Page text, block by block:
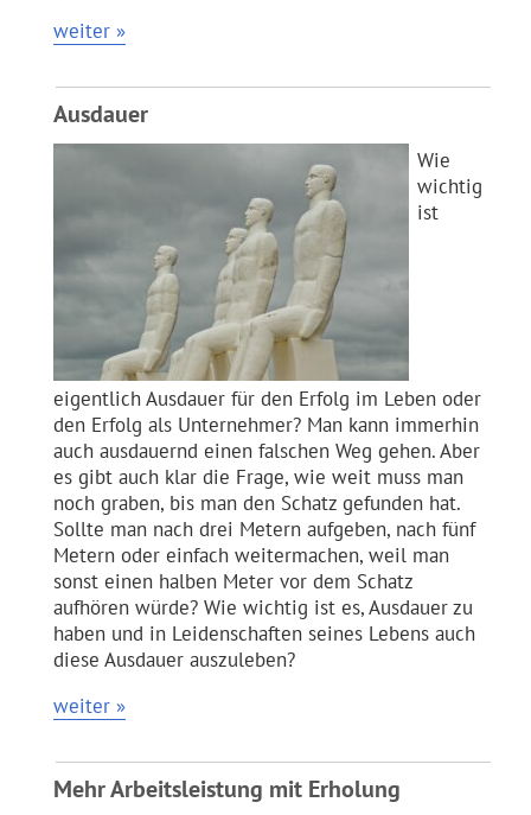
weiter »
Ausdauer
Wie
wichtig
ist
eigentlich Ausdauer für den Erfolg im Leben oder
den Erfolg als Unternehmer? Man kann immerhin
auch ausdauernd einen falschen Weg gehen. Aber
es gibt auch klar die Frage, wie weit muss man
noch graben, bis man den Schatz gefunden hat.
Sollte man nach drei Metern aufgeben, nach fünf
Metern oder einfach weitermachen, weil man
sonst einen halben Meter vor dem Schatz
aufhören würde? Wie wichtig ist es, Ausdauer zu
haben und in Leidenschaften seines Lebens auch
diese Ausdauer auszuleben?
weiter »
Mehr Arbeitsleistung mit Erholung